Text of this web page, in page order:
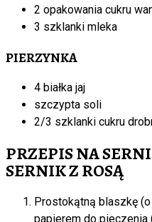
2 opakowania cukru
3 szklanki mleka
PIERZYNKA
4 białka jaj
szczypta soli
2/3 szklanki cukru
PRZEPIS NA
SERNIK Z ROSĄ
Prostokątną blaszkę
papierem do pieczenia